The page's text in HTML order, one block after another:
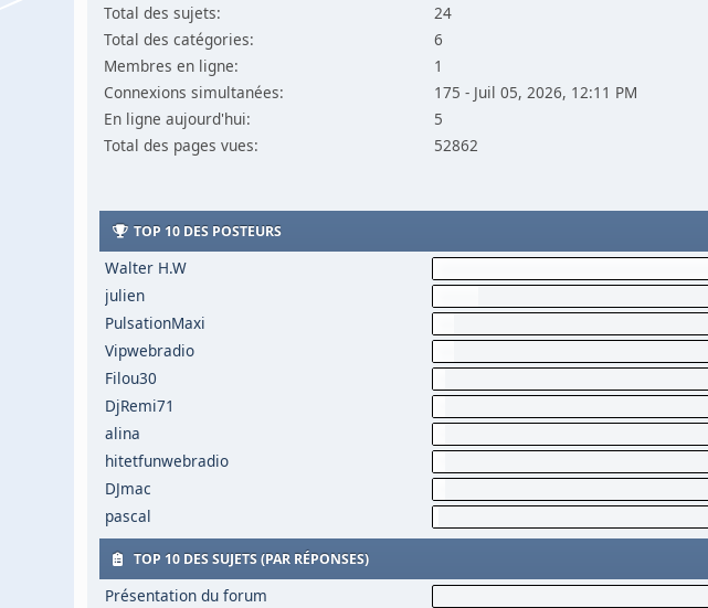
Total des sujets:
24
Total des catégories:
6
Membres en ligne:
1
Connexions simultanées:
175 - Juil 05, 2026, 12:11 PM
En ligne aujourd'hui:
5
Total des pages vues:
52862
TOP 10 DES POSTEURS
Walter H.W
julien
PulsationMaxi
Vipwebradio
Filou30
DjRemi71
alina
hitetfunwebradio
DJmac
pascal
TOP 10 DES SUJETS (PAR RÉPONSES)
Présentation du forum